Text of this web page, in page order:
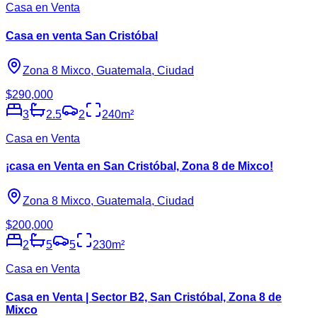
Casa en Venta
Casa en venta San Cristóbal
Zona 8 Mixco, Guatemala, Ciudad
$290,000
3
2.5 2 240m²
Casa en Venta
¡casa en Venta en San Cristóbal, Zona 8 de Mixco!
Zona 8 Mixco, Guatemala, Ciudad
$200,000
2
5 5 230m²
Casa en Venta
Casa en Venta | Sector B2, San Cristóbal, Zona 8 de
Mixco